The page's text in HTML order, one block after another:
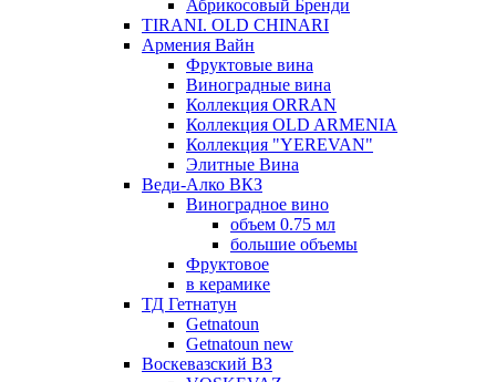
Абрикосовый Бренди
TIRANI. OLD CHINARI
Армения Вайн
Фруктовые вина
Виноградные вина
Коллекция ORRAN
Коллекция OLD ARMENIA
Коллекция "YEREVAN"
Элитные Вина
Веди-Алко ВКЗ
Виноградное вино
объем 0.75 мл
большие объемы
Фруктовое
в керамике
ТД Гетнатун
Getnatoun
Getnatoun new
Воскевазский ВЗ